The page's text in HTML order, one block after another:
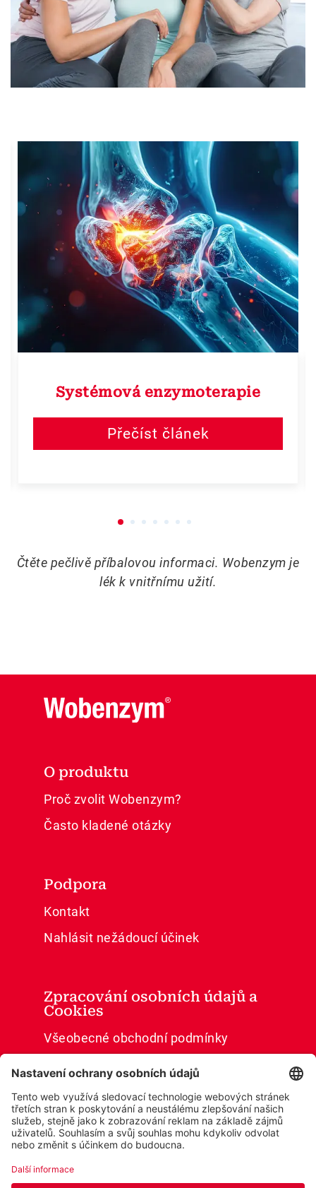
Systémová enzymoterapie
Přečíst článek
Čtěte pečlivě příbalovou informaci. Wobenzym je
lék k vnitřnímu užití.
O produktu
Proč zvolit Wobenzym?
Často kladené otázky
Podpora
Kontakt
Nahlásit nežádoucí účinek
Zpracování osobních údajů a
Cookies
Všeobecné obchodní podmínky
Ochrana osobních údajů
Cookies
Prohlášení o přístupnosti